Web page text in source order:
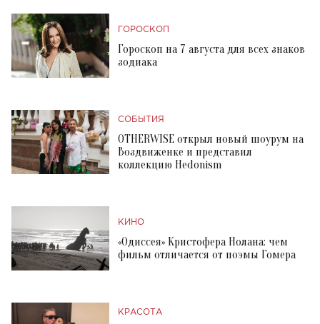
ГОРОСКОП
Гороскоп на 7 августа для всех знаков
зодиака
СОБЫТИЯ
OTHERWISE открыл новый шоурум на
Воздвиженке и представил
коллекцию Hedonism
КИНО
«Одиссея» Кристофера Нолана: чем
фильм отличается от поэмы Гомера
КРАСОТА